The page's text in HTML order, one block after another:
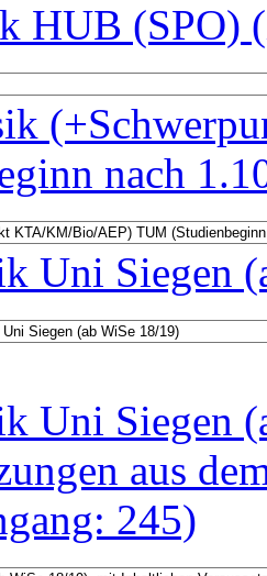
HUB (SPO)
nach
Uni Siegen
Uni Siegen
aus
245)